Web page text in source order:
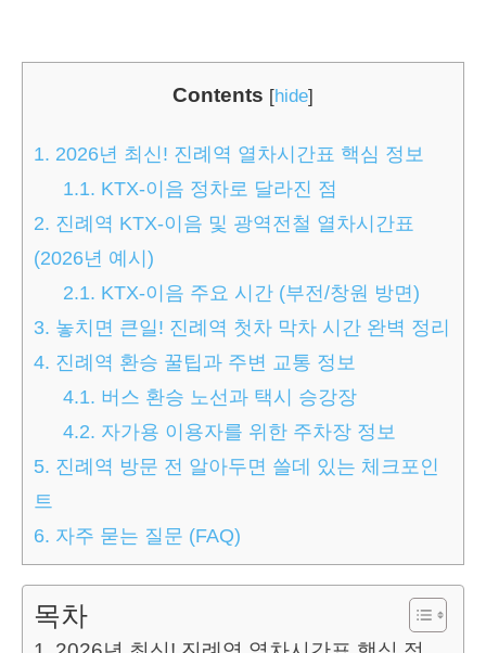
Contents [hide]
1. 2026년 최신! 진례역 열차시간표 핵심 정보
1.1. KTX-이음 정차로 달라진 점
2. 진례역 KTX-이음 및 광역전철 열차시간표
(2026년 예시)
2.1. KTX-이음 주요 시간 (부전/창원 방면)
3. 놓치면 큰일! 진례역 첫차 막차 시간 완벽 정리
4. 진례역 환승 꿀팁과 주변 교통 정보
4.1. 버스 환승 노선과 택시 승강장
4.2. 자가용 이용자를 위한 주차장 정보
5. 진례역 방문 전 알아두면 쓸데 있는 체크포인
트
6. 자주 묻는 질문 (FAQ)
목차